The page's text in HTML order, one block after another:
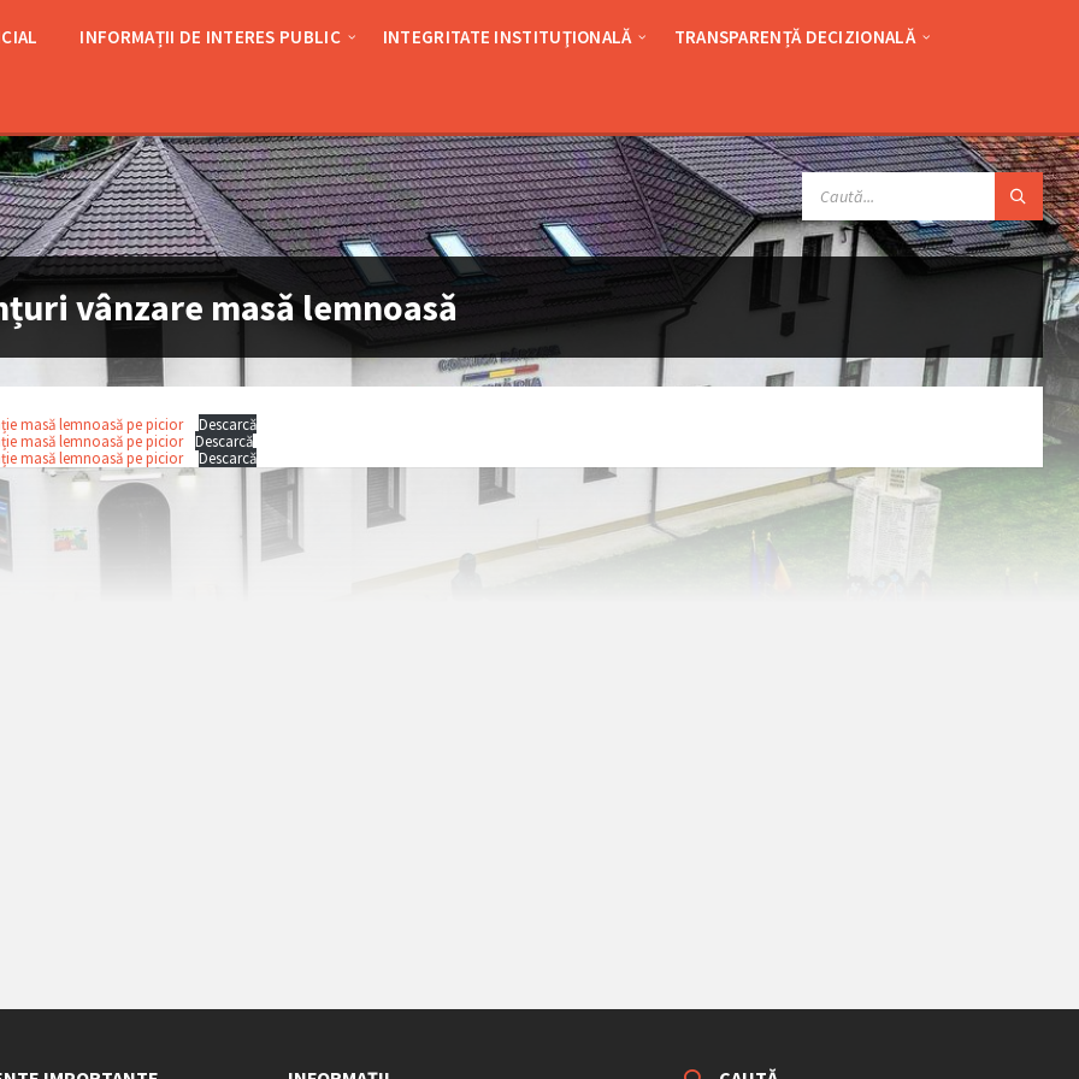
INFORMAȚII DE INTERES PUBLIC INTEGRITATE INSTITUŢIONALĂ TRANSPARENȚĂ DECIZIONALĂ
SEARCH:
vânzare masǎ lemnoasǎ
masă lemnoasă pe picior
Descarcă
masă lemnoasă pe picior Descarcă
masă lemnoasă pe picior
Descarcă